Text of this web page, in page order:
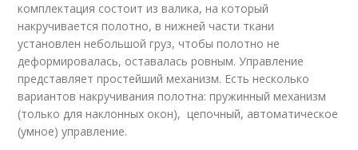
комплектация состоит из валика, на который
накручивается полотно, в нижней части ткани
установлен небольшой груз, чтобы полотно не
деформировалась, оставалась ровным. Управление
представляет простейший механизм. Есть несколько
вариантов накручивания полотна: пружинный механизм
(только для наклонных окон), цепочный, автоматическое
(умное) управление.